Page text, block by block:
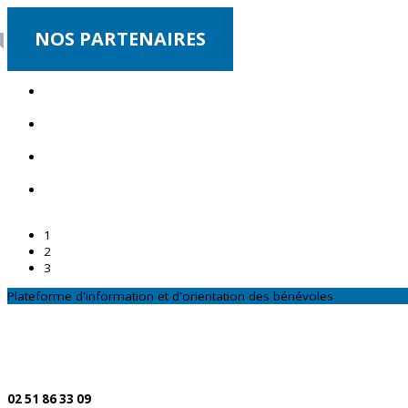
NOS PARTENAIRES
1
2
3
Plateforme d'information et d'orientation des bénévoles
02 51 86 33 09